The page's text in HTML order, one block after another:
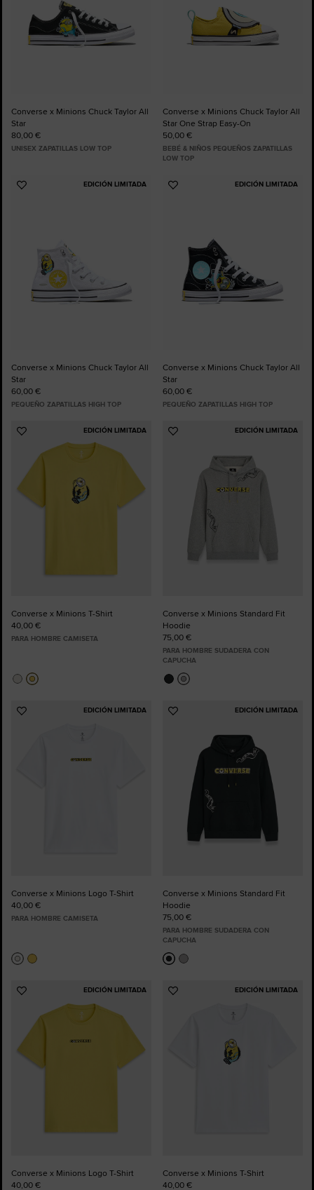
Converse x Minions Chuck Taylor All
Star
80,00 €
UNISEX ZAPATILLAS LOW TOP
Converse x Minions Chuck Taylor All
Star One Strap Easy-On
50,00 €
BEBÉ & NIÑOS PEQUEÑOS ZAPATILLAS
LOW TOP
EDICIÓN LIMITADA
Añadir
Converse x Minions Chuck Taylor All
Star
60,00 €
PEQUEÑO ZAPATILLAS HIGH TOP
EDICIÓN LIMITADA
Añadir
Converse x Minions Chuck Taylor All
Star
60,00 €
PEQUEÑO ZAPATILLAS HIGH TOP
EDICIÓN LIMITADA
Añadir
Favoritos
Converse x Minions T-Shirt
40,00 €
PARA HOMBRE CAMISETA
EDICIÓN LIMITADA
Añadir
Favoritos
Converse x Minions Standard Fit
Hoodie
75,00 €
PARA HOMBRE SUDADERA CON
CAPUCHA
EDICIÓN LIMITADA
Añadir
Converse x Minions Logo T-Shirt
40,00 €
PARA HOMBRE CAMISETA
EDICIÓN LIMITADA
Añadir
Favoritos
Converse x Minions Standard Fit
Hoodie
75,00 €
PARA HOMBRE SUDADERA CON
CAPUCHA
EDICIÓN LIMITADA
Añadir
Favoritos
Converse x Minions Logo T-Shirt
40,00 €
EDICIÓN LIMITADA
Añadir
Converse x Minions T-Shirt
40,00 €